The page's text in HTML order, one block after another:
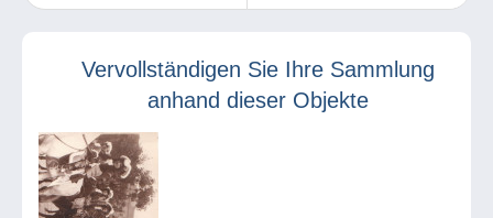
Vervollständigen Sie Ihre Sammlung
anhand dieser Objekte